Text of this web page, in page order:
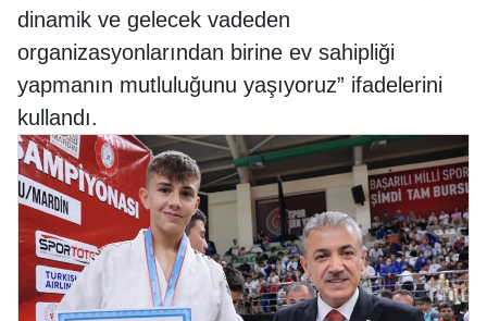
dinamik ve gelecek vadeden
organizasyonlarından birine ev sahipliği
yapmanın mutluluğunu yaşıyoruz” ifadelerini
kullandı.